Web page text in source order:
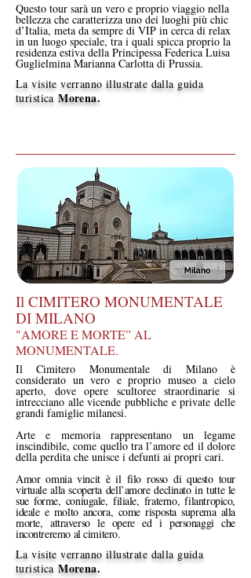
Questo tour sarà un vero e proprio viaggio nella
bellezza che caratterizza uno dei luoghi più chic
d’Italia, meta da sempre di VIP in cerca di relax
in un luogo speciale, tra i quali spicca proprio la
residenza estiva della Principessa Federica Luisa
Guglielmina Marianna Carlotta di Prussia.
La visite verranno illustrate dalla guida
turistica Morena.
Il CIMITERO MONUMENTALE
DI MILANO
"AMORE E MORTE” AL
MONUMENTALE.
Il Cimitero Monumentale di Milano è
considerato un vero e proprio museo a cielo
aperto, dove opere scultoree straordinarie si
intrecciano alle vicende pubbliche e private delle
grandi famiglie milanesi.
Arte e memoria rappresentano un legame
inscindibile, come quello tra l’amore ed il dolore
della perdita che unisce i defunti ai propri cari.
Amor omnia vincit è il filo rosso di questo tour
virtuale alla scoperta dell’amore declinato in tutte le
sue forme, coniugale, filiale, fraterno, filantropico,
ideale e molto ancora, come risposta suprema alla
morte, attraverso le opere ed i personaggi che
incontreremo al cimitero.
La visite verranno illustrate dalla guida
turistica Morena.